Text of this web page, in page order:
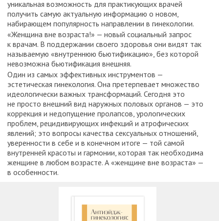
уникальная возможность для практикующих врачей
получить самую актуальную информацию о новом,
набирающем популярность направлении в гинекологии.
«Женщина вне возраста!» — новый социальный запрос
к врачам. В поддержании своего здоровья они видят так
называемую «внутреннюю бьютификацию», без которой
невозможна бьютификация внешняя.
Один из самых эффективных инструментов —
эстетическая гинекология. Она претерпевает множество
идеологически важных трансформаций. Сегодня это
не просто внешний вид наружных половых органов — это
коррекция и недопущение пролапсов, урологических
проблем, рецидивирующих инфекций и атрофических
явлений; это вопросы качества сексуальных отношений,
уверенности в себе и в конечном итоге — той самой
внутренней красоты и гармонии, которая так необходима
женщине в любом возрасте. А «женщине вне возраста» —
в особенности.